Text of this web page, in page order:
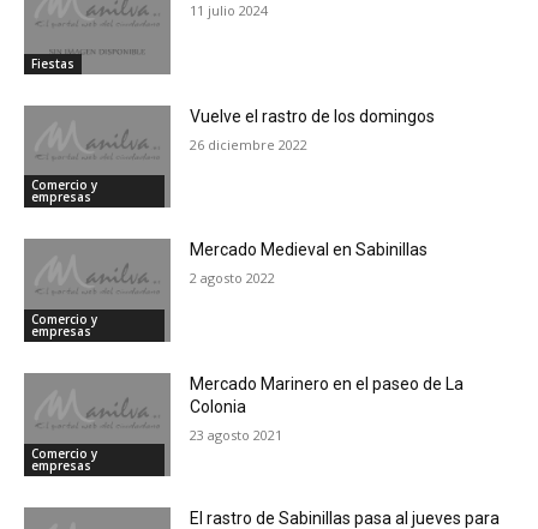
Fiestas
11 julio 2024
Comercio y
empresas
Vuelve el rastro de los domingos
26 diciembre 2022
Comercio y
empresas
Mercado Medieval en Sabinillas
2 agosto 2022
Comercio y
empresas
Mercado Marinero en el paseo de La
Colonia
23 agosto 2021
El rastro de Sabinillas pasa al jueves para